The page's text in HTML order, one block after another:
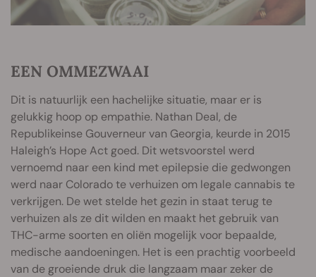
EEN OMMEZWAAI
Dit is natuurlijk een hachelijke situatie, maar er is
gelukkig hoop op empathie. Nathan Deal, de
Republikeinse Gouverneur van Georgia, keurde in 2015
Haleigh’s Hope Act goed. Dit wetsvoorstel werd
vernoemd naar een kind met epilepsie die gedwongen
werd naar Colorado te verhuizen om legale cannabis te
verkrijgen. De wet stelde het gezin in staat terug te
verhuizen als ze dit wilden en maakt het gebruik van
THC-arme soorten en oliën mogelijk voor bepaalde,
medische aandoeningen. Het is een prachtig voorbeeld
van de groeiende druk die langzaam maar zeker de